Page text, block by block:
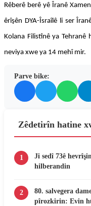
Rêberê berê yê Îranê
êrîşên DYA-Îsraîlê li ser
Kolana Filistînê ya
neviya xwe ya 14 mehî mir.
Parve bike:
Zêdetirîn hatine
1
Ji sedî 73ê
hilberandin
2
80. salvegera
pîrozkirin: Evin